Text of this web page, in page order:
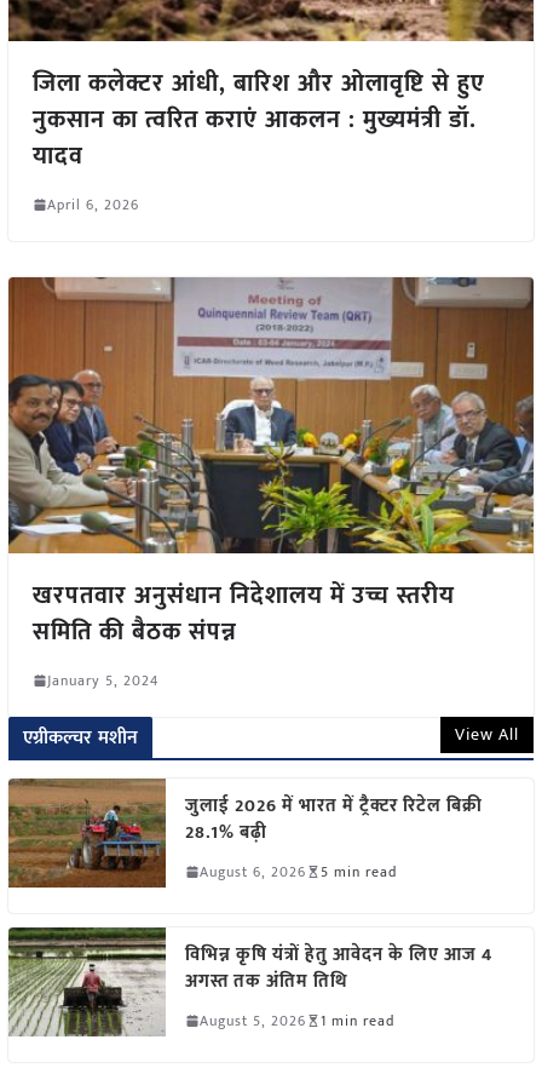
जिला कलेक्टर आंधी, बारिश और ओलावृष्टि से हुए
नुकसान का त्वरित कराएं आकलन : मुख्यमंत्री डॉ.
यादव
April 6, 2026
खरपतवार अनुसंधान निदेशालय में उच्च स्तरीय
समिति की बैठक संपन्न
January 5, 2024
एग्रीकल्चर मशीन View All
जुलाई 2026 में भारत में ट्रैक्टर रिटेल बिक्री
28.1% बढ़ी
August 6, 2026 5 min read
विभिन्न कृषि यंत्रों हेतु आवेदन के लिए आज 4
अगस्त तक अंतिम तिथि
August 5, 2026 1 min read